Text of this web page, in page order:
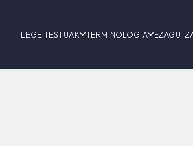
LEGE TESTUAK TERMINOLOGIA